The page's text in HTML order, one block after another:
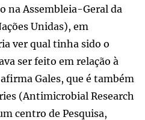
na Assembleia-Geral da
Unidas), em
ver qual tinha sido o
ser feito em relação à
Gales, que é também
(Antimicrobial Research
centro de Pesquisa,